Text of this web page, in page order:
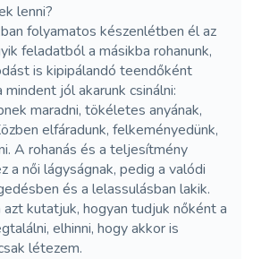
lenni?
folyamatos készenlétben él az
feladatból a másikba rohanunk,
is kipipálandó teendőként
jól akarunk csinálni:
maradni, tökéletes anyának,
elfáradunk, felkeményedünk,
A rohanás és a teljesítmény
a női lágyságnak, pedig a valódi
és a lelassulásban lakik.
kutatjuk, hogyan tudjuk nőként a
elhinni, hogy akkor is
létezem.